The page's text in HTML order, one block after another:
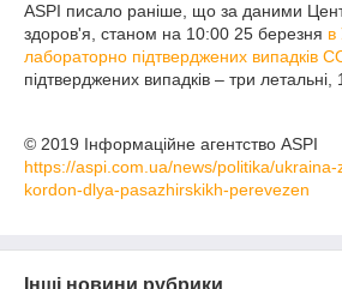
ASPI писало раніше, що за даними
здоров'я, станом на 10:00 25 березня в
лабораторно підтверджених випадків
підтверджених випадків – три летальні,
© 2019 Інформаційне агентство ASPI
https://aspi.com.ua/news/politika/
kordon-dlya-pasazhirskikh-perevezen